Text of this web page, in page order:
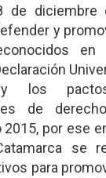
de diciembre
y
en
y los
de
2015, por ese
se
para